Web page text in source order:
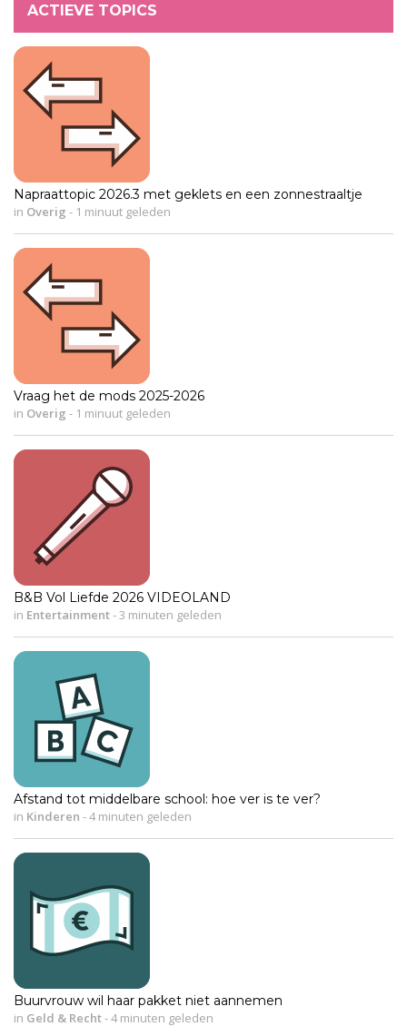
ACTIEVE TOPICS
Napraattopic 2026.3 met geklets en een zonnestraaltje
in Overig - 1 minuut geleden
Vraag het de mods 2025-2026
in Overig - 1 minuut geleden
B&B Vol Liefde 2026 VIDEOLAND
in Entertainment-3 minuten geleden
Afstand tot middelbare school: hoe ver is te ver?
in Kinderen -4 minuten geleden
Buurvrouw wil haar pakket niet aannemen
in Geld & Recht-4 minuten geleden